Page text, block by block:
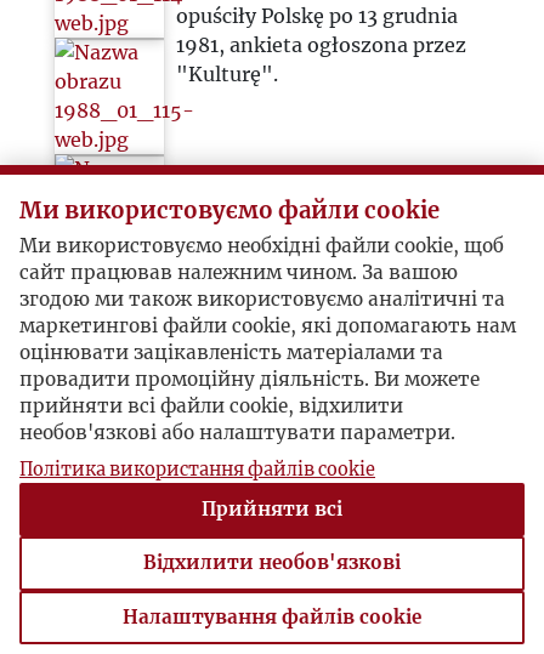
opuściły Polskę po 13 grudnia
1981, ankieta ogłoszona przez
"Kulturę".
2 3 … 43
Ми використовуємо файли cookie
Ми використовуємо необхідні файли cookie, щоб
сайт працював належним чином. За вашою
згодою ми також використовуємо аналітичні та
маркетингові файли cookie, які допомагають нам
оцінювати зацікавленість матеріалами та
провадити промоційну діяльність. Ви можете
прийняти всі файли cookie, відхилити
необов'язкові або налаштувати параметри.
Політика використання файлів cookie
Прийняти всі
Відхилити необов'язкові
Налаштування файлів cookie
Налаштування файлів cookie